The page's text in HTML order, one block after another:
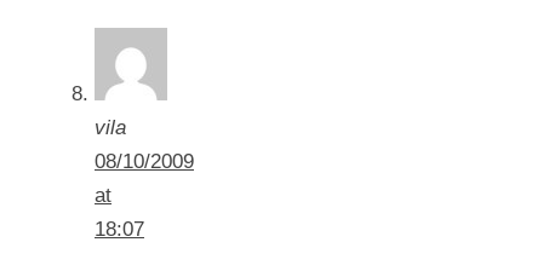
vila
08/10/2009
at
18:07